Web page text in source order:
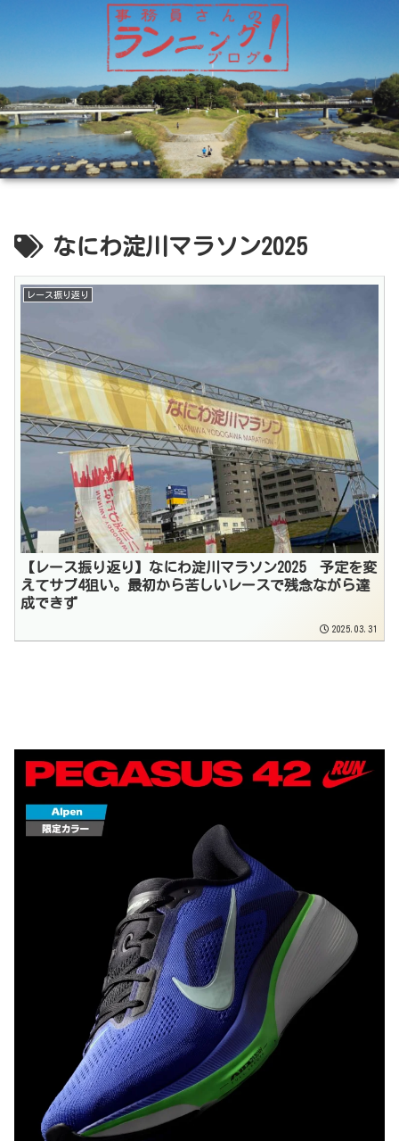
なにわ淀川マラソン2025
レース振り返り
【レース振り返り】なにわ淀川マラソン2025 予定を変
えてサブ4狙い。最初から苦しいレースで残念ながら達
成できず
2025.03.31